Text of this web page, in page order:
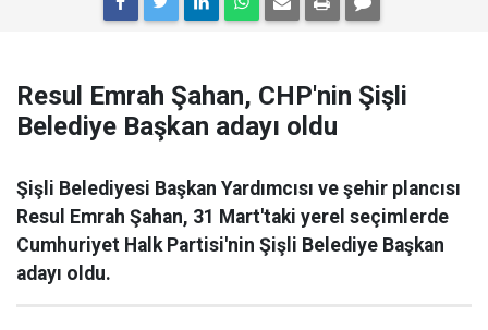
Resul Emrah Şahan, CHP'nin Şişli
Belediye Başkan adayı oldu
Şişli Belediyesi Başkan Yardımcısı ve şehir plancısı
Resul Emrah Şahan, 31 Mart'taki yerel seçimlerde
Cumhuriyet Halk Partisi'nin Şişli Belediye Başkan
adayı oldu.